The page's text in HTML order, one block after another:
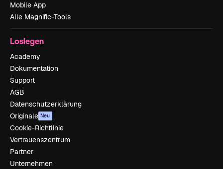
Mobile App
Alle Magnific-Tools
Loslegen
Academy
Dokumentation
Support
AGB
Datenschutzerklärung
Originale Neu
Cookie-Richtlinie
Vertrauenszentrum
Partner
Unternehmen